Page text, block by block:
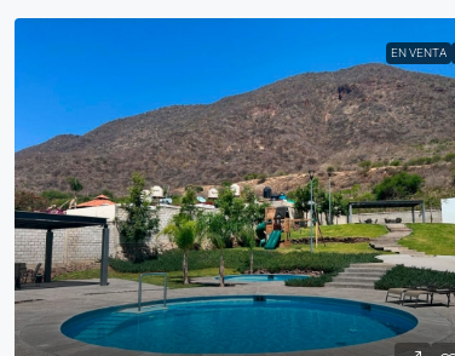
EN VENTA